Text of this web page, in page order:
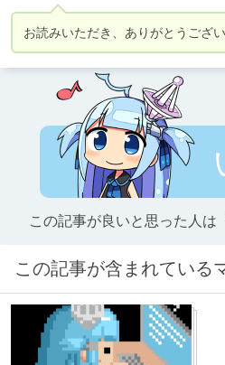
お読みいただき、ありがとうござ
この記事が良いと思った人は
この記事が含まれている